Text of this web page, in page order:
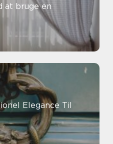
at bruge en
Elegance Til